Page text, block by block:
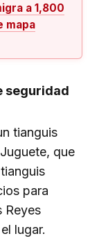
a 1,800
mapa
seguridad
tianguis
que
para
Reyes
lugar.